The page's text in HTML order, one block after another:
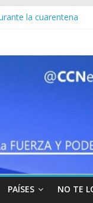
la cuarentena
PAÍSES NO TE